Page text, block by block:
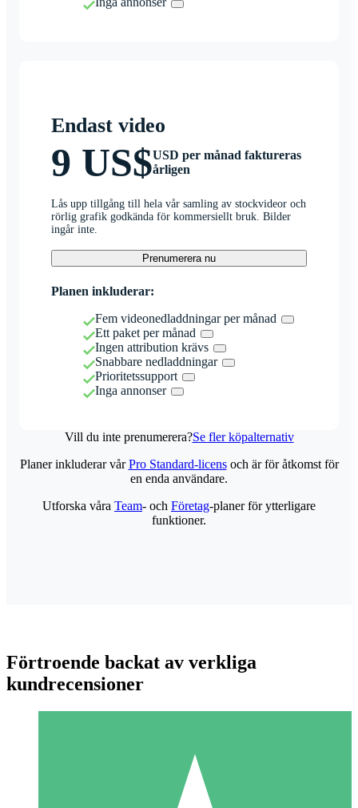
Endast video
9 US$USD per månad faktureras
årligen
Lås upp tillgång till hela vår samling av stockvideor och
rörlig grafik godkända för kommersiellt bruk. Bilder
ingår inte.
Prenumerera nu
Planen inkluderar:
Fem videonedladdningar per månad
Ett paket per månad
Ingen attribution krävs
Snabbare nedladdningar
Prioritetssupport
Inga annonser
Vill du inte prenumerera?Se fler köpalternativ
Individuella Kreditpaket
Planer inkluderar vårPro Standard-licensoch är för åtkomst för
en enda användare.
Utforska våra Team- och Företag-planer för ytterligare
funktioner.
Förtroende backat av verkliga
kundrecensioner